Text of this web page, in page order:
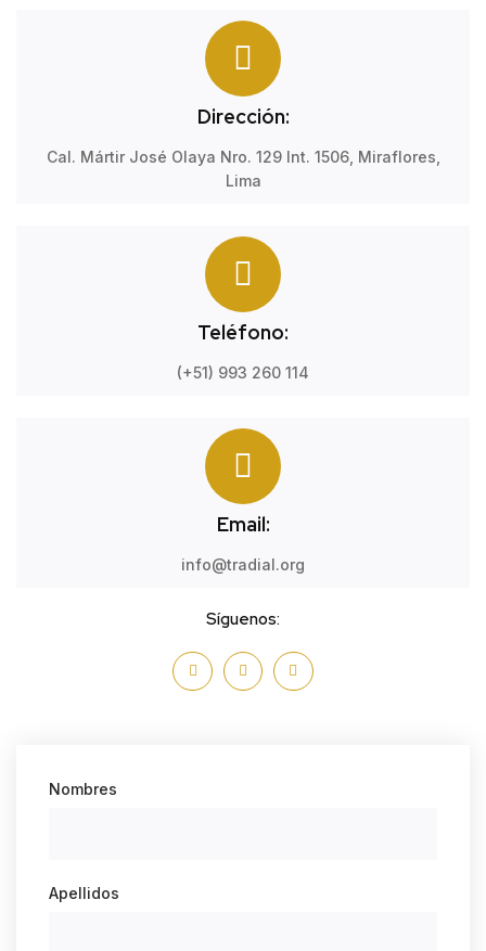
Dirección:
Cal. Mártir José Olaya Nro. 129 Int. 1506, Miraflores,
Lima
Teléfono:
(+51) 993 260 114
Email:
info@tradial.org
Síguenos:
Nombres
Apellidos